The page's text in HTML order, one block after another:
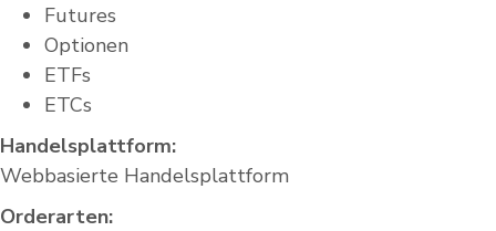
Futures
Optionen
ETFs
ETCs
Handelsplattform:
Webbasierte Handelsplattform
Orderarten: